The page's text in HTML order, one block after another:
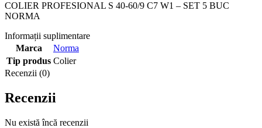
COLIER PROFESIONAL S 40-60/9 C7 W1 – SET 5 BUC
NORMA
Informații suplimentare
Marca
Norma
Tip produs Colier
Recenzii (0)
Recenzii
Nu există încă recenzii